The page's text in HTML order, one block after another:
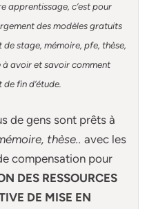
apprentissage, c’est pour
des modèles gratuits
stage, mémoire, pfe, thèse,
avoir et savoir comment
fin d’étude
de gens sont prêts à
thèse.. avec les
compensation pour
DES RESSOURCES
DE MISE EN